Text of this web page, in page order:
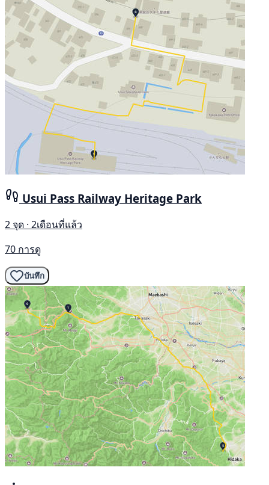
Usui Pass Railway Heritage Park
2 จุด · 2เดือนที่แล้ว
70 การดู
บันทึก